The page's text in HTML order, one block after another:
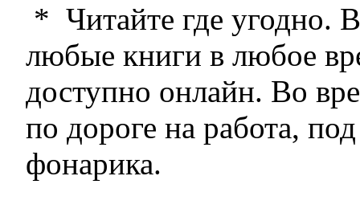
* Читайте где угодно.
любые книги в любое
доступно онлайн. Во
по дороге на работа,
фонарика.